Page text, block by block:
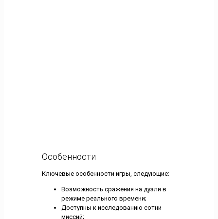
Особенности
Ключевые особенности игры, следующие:
Возможность сражения на дуэли в
режиме реального времени;
Доступны к исследованию сотни
миссий;